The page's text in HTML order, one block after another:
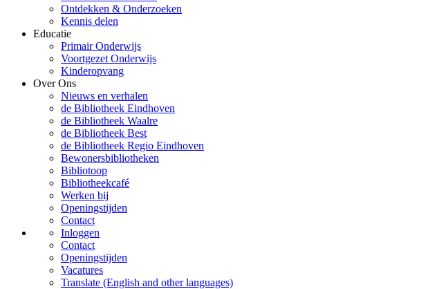
Ontdekken & Onderzoeken
Kennis delen
Educatie
Primair Onderwijs
Voortgezet Onderwijs
Kinderopvang
Over Ons
Nieuws en verhalen
de Bibliotheek Eindhoven
de Bibliotheek Waalre
de Bibliotheek Best
de Bibliotheek Regio Eindhoven
Bewonersbibliotheken
Bibliotoop
Bibliotheekcafé
Werken bij
Openingstijden
Contact
Inloggen
Contact
Openingstijden
Vacatures
Translate (English and other languages)